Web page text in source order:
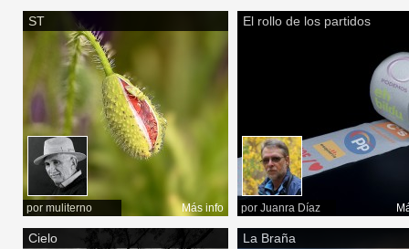
ST
por muliterno Más info
El rollo de los partidos
por Juanra Díaz
Cielo La Braña
Páginas